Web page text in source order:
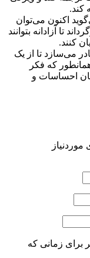
کند.
اکنون می‌توان
تا آزادانه بتوانند
کنند.
می‌سازد تا از یک
که فکر
احساسات و
برای زمانی که